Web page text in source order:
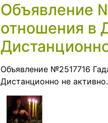
Объявление
отношения в
Объявление №2517716
Дистанционно не активно.